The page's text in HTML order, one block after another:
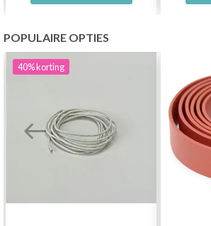
POPULAIRE OPTIES
40%korting